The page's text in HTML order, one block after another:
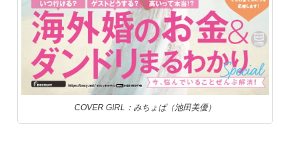
COVER GIRL：みちょぱ（池田美優）